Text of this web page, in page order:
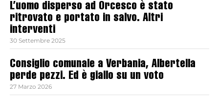
L’uomo disperso ad Orcesco è stato
ritrovato e portato in salvo. Altri
interventi
30 Settembre 2025
Consiglio comunale a Verbania, Albertella
perde pezzi. Ed è giallo su un voto
27 Marzo 2026